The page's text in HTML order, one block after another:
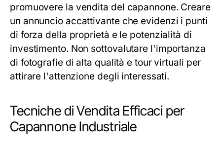
promuovere la vendita del capannone. Creare
un annuncio accattivante che evidenzi i punti
di forza della proprietà e le potenzialità di
investimento. Non sottovalutare l'importanza
di fotografie di alta qualità e tour virtuali per
attirare l'attenzione degli interessati.
Tecniche di Vendita Efficaci per
Capannone Industriale